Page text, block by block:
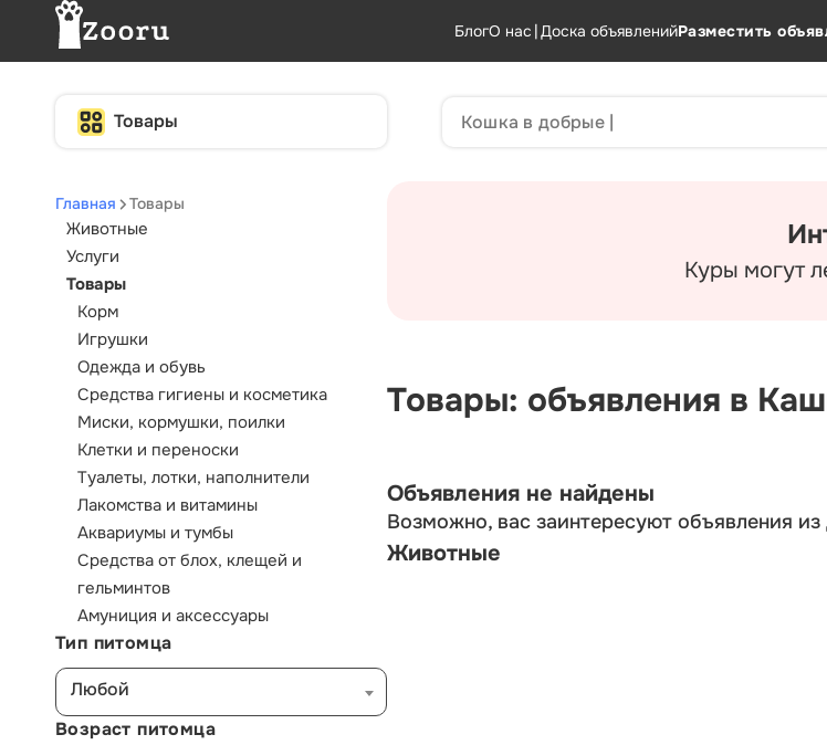
БлогО нас |Доска объявленийРазместить
Товары
Главная Товары
Животные
Услуги
Товары
Корм
Игрушки
Одежда и обувь
Средства гигиены и косметика
Миски, кормушки, поилки
Клетки и переноски
Туалеты, лотки, наполнители
Лакомства и витамины
Аквариумы и тумбы
Средства от блох, клещей и
гельминтов
Амуниция и аксессуары
Тип питомца
Любой
Возраст питомца
Куры могут
Товары: объявления в
Объявления не найдены
Возможно, вас заинтересуют объявления из
Животные